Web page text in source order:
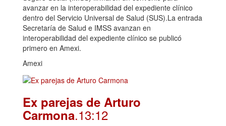
avanzar en la interoperabilidad del expediente clínico
dentro del Servicio Universal de Salud (SUS).La entrada
Secretaría de Salud e IMSS avanzan en
interoperabilidad del expediente clínico se publicó
primero en Amexi.
Amexi
Ex parejas de Arturo
Carmona.13:12